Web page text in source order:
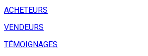
ACHETEURS
VENDEURS
TÉMOIGNAGES